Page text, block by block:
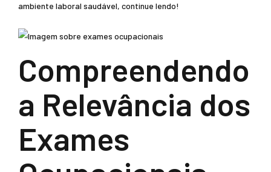
ambiente laboral saudável, continue lendo!
Compreendendo
a Relevância dos
Exames